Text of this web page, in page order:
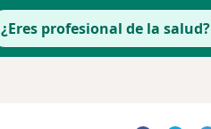
¿Eres profesional de la salud?